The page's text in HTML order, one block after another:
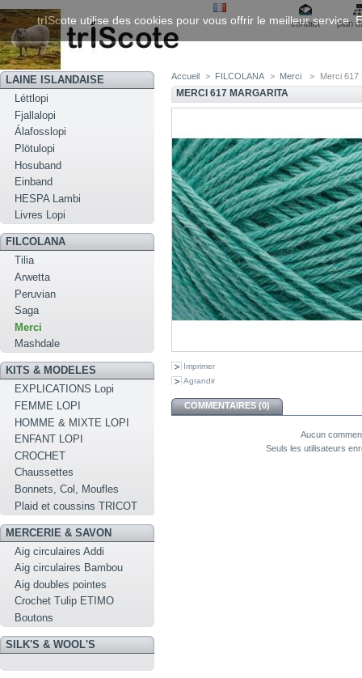
contact plan
LAINE ISLANDAISE
Léttlopi
Fjallalopi
Álafosslopi
Plötulopi
Hosuband
Einband
HESPA Lambi
Livres Lopi
FILCOLANA
Tilia
Arwetta
Peruvian
Saga
Merci
Mashdale
KITS & MODELES
EXPLICATIONS Lopi
FEMME LOPI
HOMME & MIXTE LOPI
ENFANT LOPI
CROCHET
Chaussettes
Bonnets, Col, Moufles
Plaid et coussins TRICOT
MERCERIE & SAVON
Aig circulaires Addi
Aig circulaires Bambou
Aig doubles pointes
Crochet Tulip ETIMO
Boutons
SILK'S & WOOL'S
Accueil > FILCOLANA > Merci > Merci 617
MERCI 617 MARGARITA
Imprimer
Agrandir
COMMENTAIRES (0)
Aucun
Seuls les utilisateurs
trIScote utilise des cookies pour vous offrir le meilleur